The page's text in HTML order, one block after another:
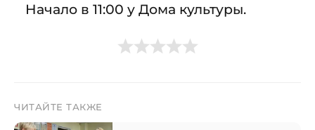
Начало в 11:00 у Дома культуры.
ЧИТАЙТЕ ТАКЖЕ